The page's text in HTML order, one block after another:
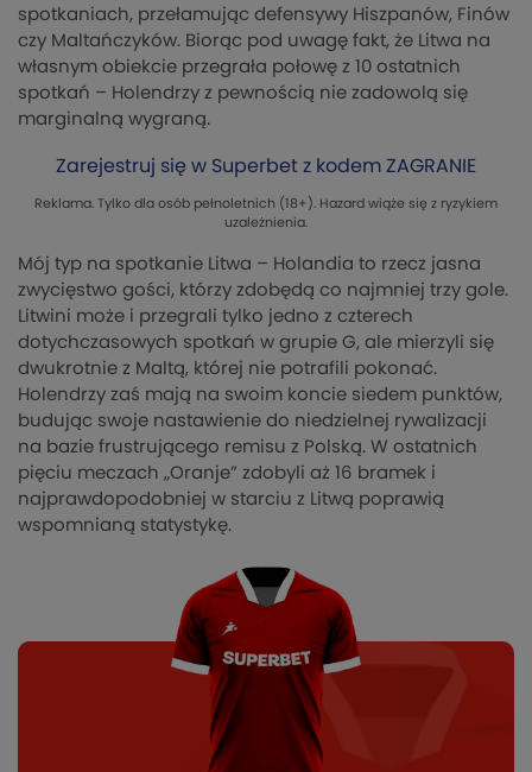
spotkaniach, przełamując defensywy Hiszpanów, Finów
czy Maltańczyków. Biorąc pod uwagę fakt, że Litwa na
własnym obiekcie przegrała połowę z 10 ostatnich
spotkań – Holendrzy z pewnością nie zadowolą się
marginalną wygraną.
Zarejestruj się w Superbet z kodem ZAGRANIE
Reklama. Tylko dla osób pełnoletnich (18+). Hazard wiąże się z ryzykiem
uzależnienia.
Mój typ na spotkanie Litwa – Holandia to rzecz jasna
zwycięstwo gości, którzy zdobędą co najmniej trzy gole.
Litwini może i przegrali tylko jedno z czterech
dotychczasowych spotkań w grupie G, ale mierzyli się
dwukrotnie z Maltą, której nie potrafili pokonać.
Holendrzy zaś mają na swoim koncie siedem punktów,
budując swoje nastawienie do niedzielnej rywalizacji
na bazie frustrującego remisu z Polską. W ostatnich
pięciu meczach „Oranje” zdobyli aż 16 bramek i
najprawdopodobniej w starciu z Litwą poprawią
wspomnianą statystykę.